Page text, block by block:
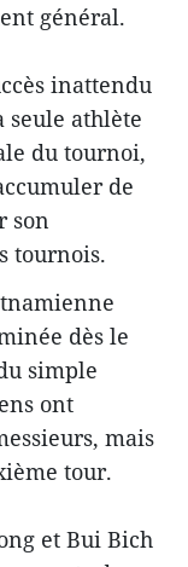
général.
inattendu
athlète
du tournoi,
de
son
tournois.
dès le
simple
ont
mais
tour.
et Bui Bich